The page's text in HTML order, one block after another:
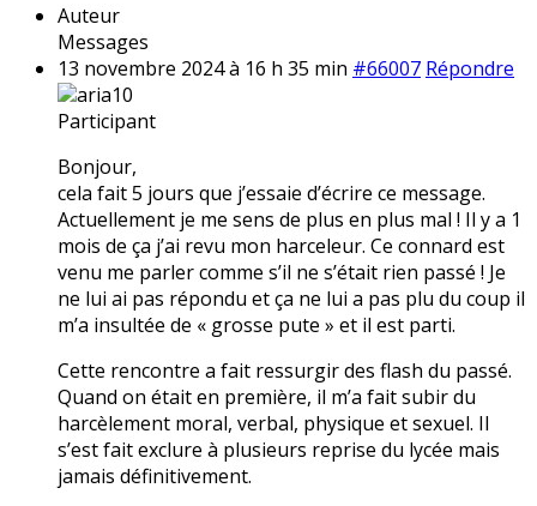
Auteur
Messages
13 novembre 2024 à 16 h 35 min #66007 Répondre
aria10
Participant
Bonjour,
cela fait 5 jours que j’essaie d’écrire ce message.
Actuellement je me sens de plus en plus mal ! Il y a 1
mois de ça j’ai revu mon harceleur. Ce connard est
venu me parler comme s’il ne s’était rien passé ! Je
ne lui ai pas répondu et ça ne lui a pas plu du coup il
m’a insultée de « grosse pute » et il est parti.
Cette rencontre a fait ressurgir des flash du passé.
Quand on était en première, il m’a fait subir du
harcèlement moral, verbal, physique et sexuel. Il
s’est fait exclure à plusieurs reprise du lycée mais
jamais définitivement.